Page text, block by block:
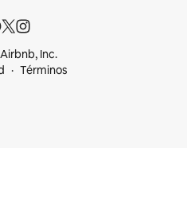
Inc.
Términos